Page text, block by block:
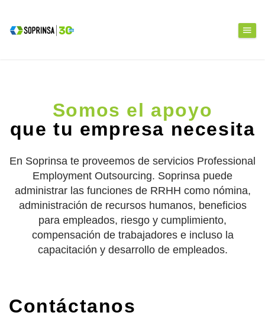
Somos el apoyo
que tu empresa necesita
En Soprinsa te proveemos de servicios Professional
Employment Outsourcing. Soprinsa puede
administrar las funciones de RRHH como nómina,
administración de recursos humanos, beneficios
para empleados, riesgo y cumplimiento,
compensación de trabajadores e incluso la
capacitación y desarrollo de empleados.
Contáctanos